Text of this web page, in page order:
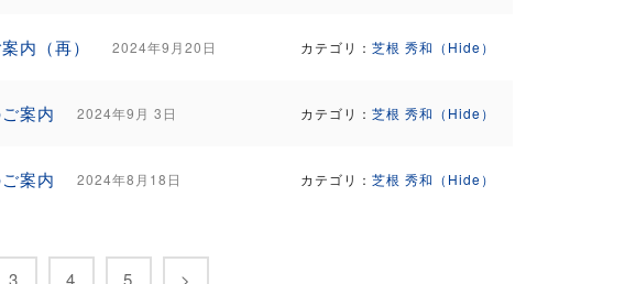
内（再） 2024年9月20日 カテゴリ： 芝根 秀和（Hide）
案内 2024年9月 3日 カテゴリ： 芝根 秀和（Hide）
案内 2024年8月18日 カテゴリ： 芝根 秀和（Hide）
3 4 5 >